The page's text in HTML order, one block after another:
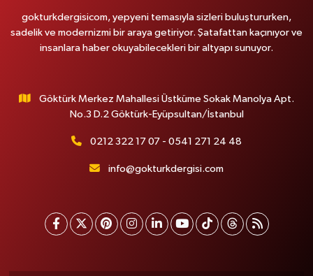
gokturkdergisicom, yepyeni temasıyla sizleri buluştururken,
sadelik ve modernizmi bir araya getiriyor. Şatafattan kaçınıyor ve
insanlara haber okuyabilecekleri bir altyapı sunuyor.
Göktürk Merkez Mahallesi Üstküme Sokak Manolya Apt.
No.3 D.2 Göktürk-Eyüpsultan/İstanbul
0212 322 17 07 - 0541 271 24 48
info@gokturkdergisi.com